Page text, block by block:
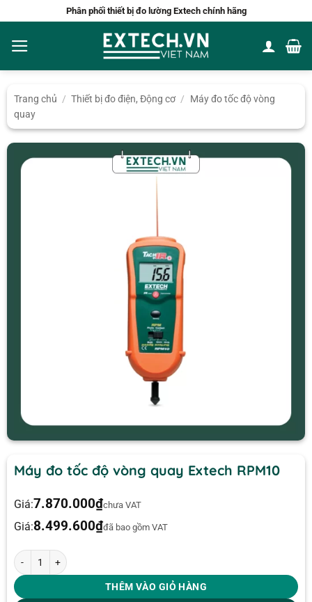
nội
dung
Phân phối thiết bị đo lường Extech chính hãng
Trang chủ / Thiết bị đo điện, Động cơ /
Máy đo tốc độ vòng
quay
Máy đo tốc độ vòng quay Extech RPM10
Giá:7.870.000₫chưa VAT
Giá:8.499.600₫đã bao gồm VAT
Máy đo tốc độ vòng quay Extech RPM10 số lượng
THÊM VÀO GIỎ HÀNG